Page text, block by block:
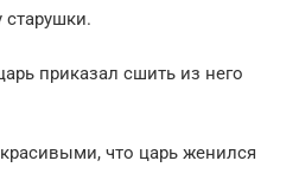
приказал сшить из него
что царь женился